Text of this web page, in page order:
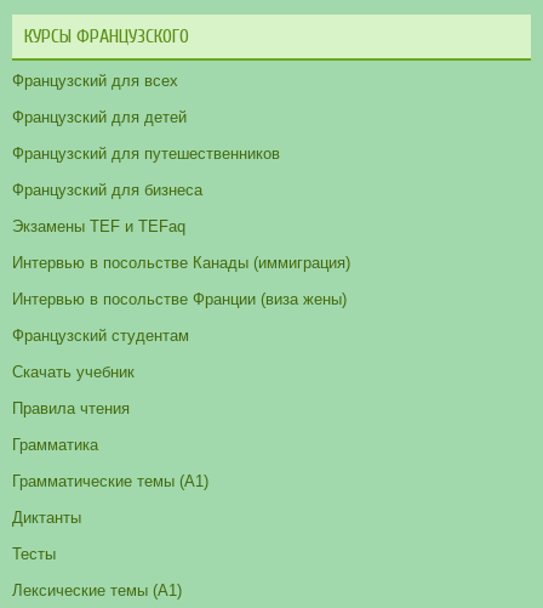
КУРСЫ ФРАНЦУЗСКОГО
Французский для всех
Французский для детей
Французский для путешественников
Французский для бизнеса
Экзамены TEF и TEFaq
Интервью в посольстве Канады (иммиграция)
Интервью в посольстве Франции (виза жены)
Французский студентам
Скачать учебник
Правила чтения
Грамматика
Грамматические темы (A1)
Диктанты
Тесты
Лексические темы (А1)